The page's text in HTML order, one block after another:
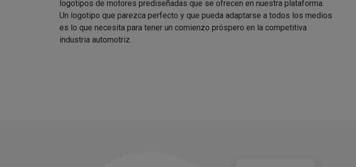
logotipos de motores prediseñadas que se ofrecen en nuestra plataforma.
Un logotipo que parezca perfecto y que pueda adaptarse a todos los medios
es lo que necesita para tener un comienzo próspero en la competitiva
industria automotriz.